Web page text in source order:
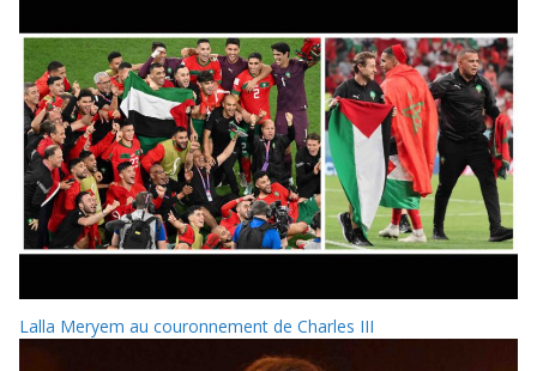
Lalla Meryem au couronnement de Charles III